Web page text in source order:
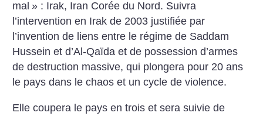
mal » : Irak, Iran Corée du Nord. Suivra
l’intervention en Irak de 2003 justifiée par
l’invention de liens entre le régime de Saddam
Hussein et d’Al-Qaïda et de possession d’armes
de destruction massive, qui plongera pour 20 ans
le pays dans le chaos et un cycle de violence.
Elle coupera le pays en trois et sera suivie de